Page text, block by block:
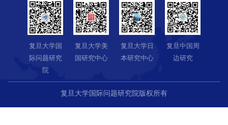
复旦大学国
际问题研究
院
复旦大学美
国研究中心
复旦大学日
本研究中心
复旦中国周
边研究
复旦大学国际问题研究院版权所有